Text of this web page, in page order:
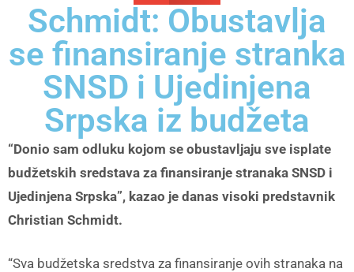
Schmidt: Obustavlja
se finansiranje stranka
SNSD i Ujedinjena
Srpska iz budžeta
“Donio sam odluku kojom se obustavljaju sve isplate
budžetskih sredstava za finansiranje stranaka SNSD i
Ujedinjena Srpska”, kazao je danas visoki predstavnik
Christian Schmidt.
“Sva budžetska sredstva za finansiranje ovih stranaka na